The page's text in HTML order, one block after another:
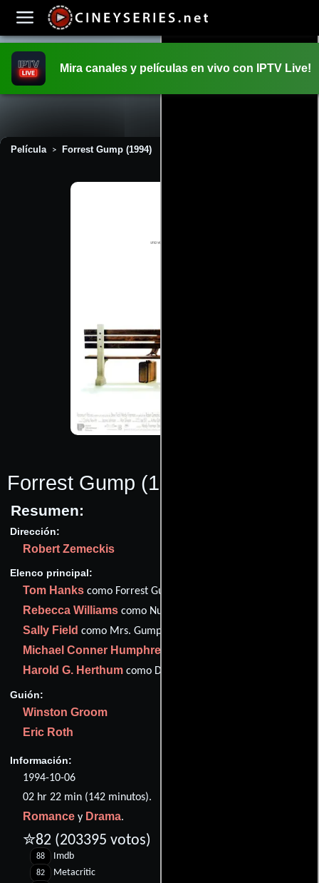
Mira canales y películas en vivo con IPTV Live!
Película > Forrest Gump (1994)
Forrest Gump (1994)
Resumen:
Dirección:
Robert Zemeckis
Elenco principal:
Tom Hanks como Forrest Gump
Rebecca Williams como Nurse at Park Bench
Sally Field como Mrs. Gump
Michael Conner Humphreys
Harold G. Herthum como Doctor (as Harold Herthum)
Guión:
Winston Groom
Eric Roth
Información:
1994-10-06
02 hr 22 min (142 minutos).
Romance y Drama.
✮82 (203395 votos)
88 Imdb
82 Metacritic